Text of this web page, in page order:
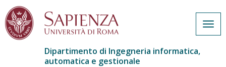
Dipartimento di Ingegneria informatica,
automatica e gestionale